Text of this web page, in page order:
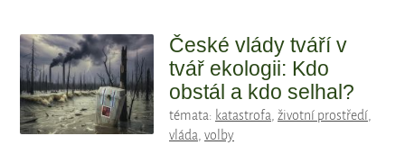
České vlády tváří v
tvář ekologii: Kdo
obstál a kdo selhal?
témata: katastrofa, životní prostředí,
vláda, volby